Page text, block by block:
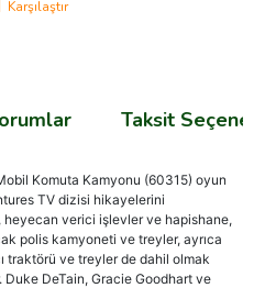
Karşılaştır
Taksit
Komuta Kamyonu (60315) oyun
TV dizisi hikayelerini
verici işlevler ve hapishane,
polis kamyoneti ve treyler, ayrıca
traktörü ve treyler de dahil olmak
DeTain, Gracie Goodhart ve